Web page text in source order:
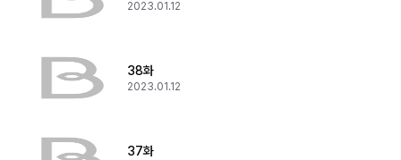
2023.01.12
38화
2023.01.12
37화